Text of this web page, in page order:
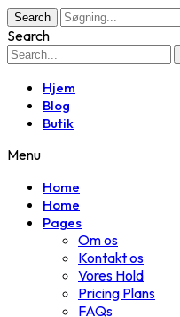
Search
Search
Hjem
Blog
Butik
Menu
Home
Home
Pages
Om os
Kontakt os
Vores Hold
Pricing Plans
FAQs